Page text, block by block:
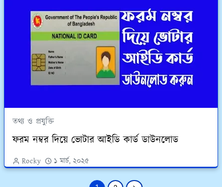
তথ্য ও প্রযুক্তি
ফরম নম্বর দিয়ে ভোটার আইডি কার্ড ডাউনলোড
Rocky ১ মার্চ, ২০২৫